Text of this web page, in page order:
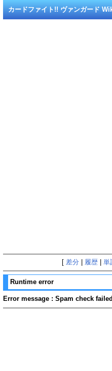
カードファイト!! ヴァンガード
[ 差分 履歴| 単
Runtime error
Error message : Spam check